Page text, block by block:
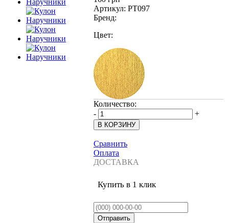
Артикул: PT097
Бренд:
Цвет:
Количество:
-
+
Сравнить
Оплата
ДОСТАВКА
Купить в 1 клик